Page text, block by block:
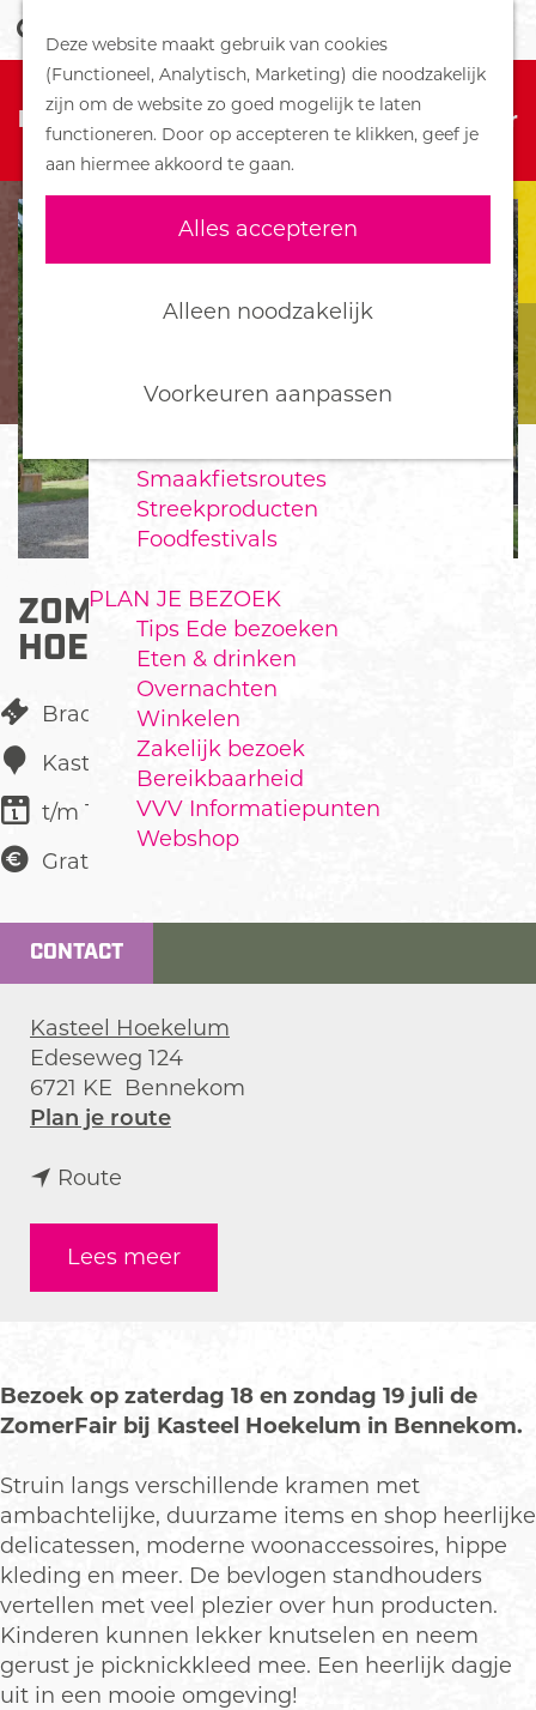
Deze website maakt gebruik van cookies
(Functioneel, Analytisch, Marketing) die noodzakelijk
zijn om de website zo goed mogelijk te laten
functioneren. Door op accepteren te klikken, geef je
aan hiermee akkoord te gaan.
Alles accepteren
Alleen noodzakelijk
Voorkeuren aanpassen
G
n
a
r
d
h
o
m
e
p
a
g
e
o
e
k
e
n
M
e
n
u
DORPEN
Bennekom
De Klomp
Deelen
Ederveen
Harskamp
Hoenderloo
Wekerom
Smaakfietsroutes
Streekproducten
Foodfestivals
PLAN JE BEZOEK
Tips Ede bezoeken
Eten & drinken
Overnachten
Winkelen
Zakelijk bezoek
Bereikbaarheid
VVV Informatiepunten
Webshop
Sorry, deze activiteit is niet meer
beschikbaar. Bekijk het
actuele aanbod
voor
de beschikbare opties.
ZOMERFAIR KASTEEL
HOEKELUM
Braderie
Kasteel Hoekelum
t/m 19 juli
Gratis
CONTACT
Kasteel Hoekelum
Edeseweg 124
6721 KE Bennekom
Plan je routen
o
m
F
a
r
K
a
s
t
e
e
l
Route
r
Z
e
r
a
i
r
K
a
s
t
e
Lees meer
Bezoek op zaterdag 18 en zondag 19 juli de
ZomerFair bij Kasteel Hoekelum in Bennekom.
Struin langs verschillende kramen met
ambachtelijke, duurzame items en shop heerlijke
delicatessen, moderne woonaccessoires, hippe
kleding en meer. De bevlogen standhouders
vertellen met veel plezier over hun producten.
Kinderen kunnen lekker knutselen en neem
gerust je picknickkleed mee. Een heerlijk dagje
uit in een mooie omgeving!